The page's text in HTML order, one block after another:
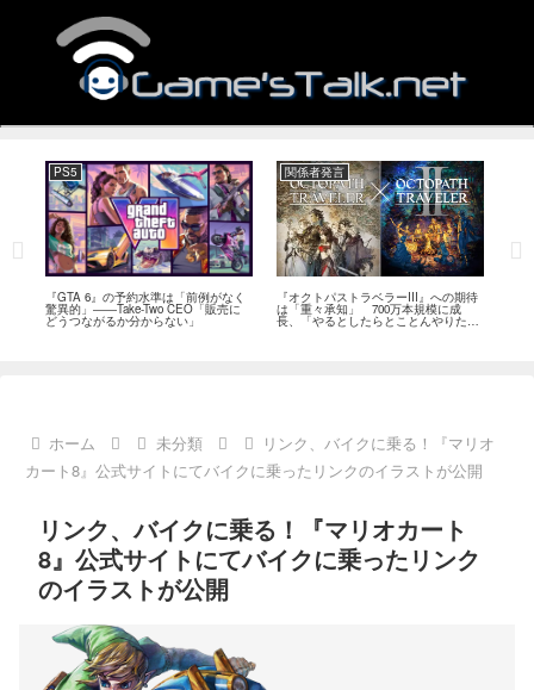
PS5
『GTA 6』の予約水準は「前例がなく
驚異的」――Take-Two CEO「販売に
どうつながるか分からない」
関係者発言
『オクトパストラベラーIII』への期待
は「重々承知」 700万本規模に成
長、「やるとしたらとことんやりた
い」と浅野智也氏
ホーム 未分類
リンク、バイクに乗る！『マリオ
カート8』公式サイトにてバイクに乗ったリンクのイラストが公開
リンク、バイクに乗る！『マリオカート
8』公式サイトにてバイクに乗ったリンク
のイラストが公開